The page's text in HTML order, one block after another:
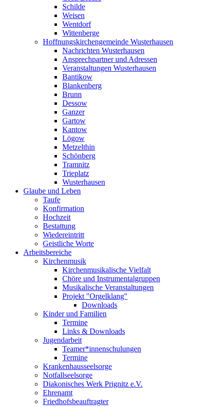
Schilde
Weisen
Wentdorf
Wittenberge
Hoffnungskirchengemeinde Wusterhausen
Nachrichten Wusterhausen
Ansprechpartner und Adressen
Veranstaltungen Wusterhausen
Bantikow
Blankenberg
Brunn
Dessow
Ganzer
Gartow
Kantow
Lögow
Metzelthin
Schönberg
Tramnitz
Trieplatz
Wusterhausen
Glaube und Leben
Taufe
Konfirmation
Hochzeit
Bestattung
Wiedereintritt
Geistliche Worte
Arbeitsbereiche
Kirchenmusik
Kirchenmusikalische Vielfalt
Chöre und Instrumentalgruppen
Musikalische Veranstaltungen
Projekt "Orgelklang"
Downloads
Kinder und Familien
Termine
Links & Downloads
Jugendarbeit
Teamer*innenschulungen
Termine
Krankenhausseelsorge
Notfallseelsorge
Diakonisches Werk Prignitz e.V.
Ehrenamt
Friedhofsbeauftragter